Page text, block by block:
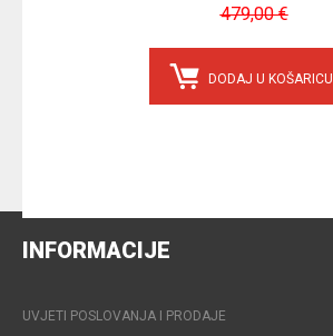
479,00 €
DODAJ U KOŠARICU
INFORMACIJE
UVJETI POSLOVANJA I PRODAJE